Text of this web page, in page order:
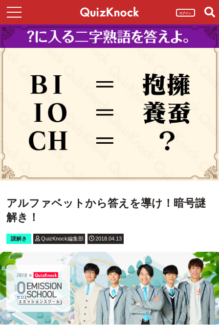
ログイン
アルファベットから答えを導け！暗号謎
解き！
謎解き QuizKnock編集部 2018.04.13